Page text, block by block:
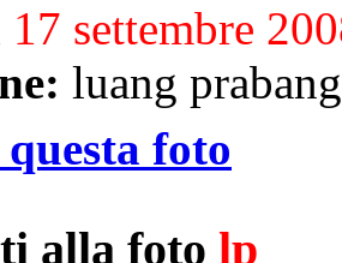
settembre
luang
foto
alla foto lp